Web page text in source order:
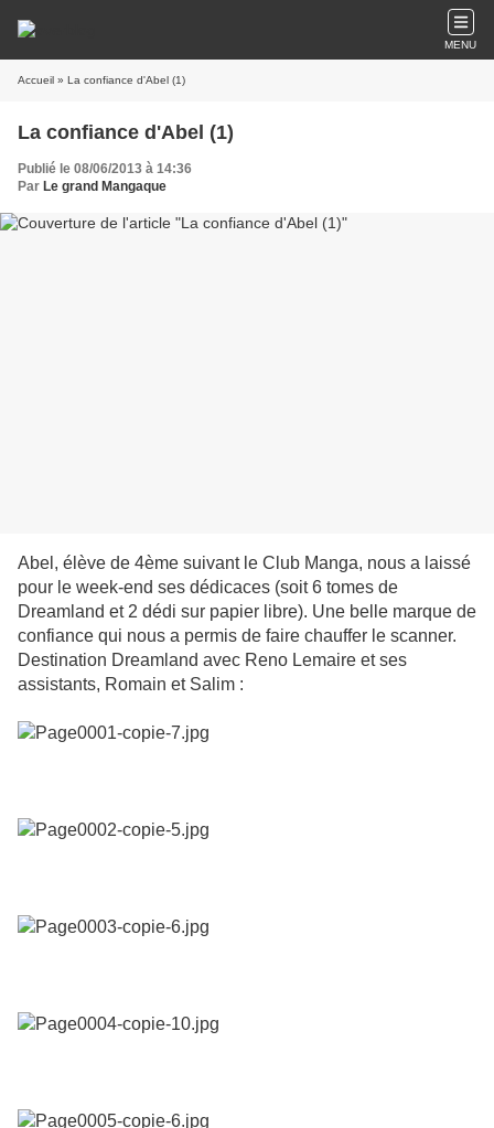
MENU
Accueil » La confiance d'Abel (1)
La confiance d'Abel (1)
Publié le 08/06/2013 à 14:36
Par Le grand Mangaque
Abel, élève de 4ème suivant le Club Manga, nous a laissé
pour le week-end ses dédicaces (soit 6 tomes de
Dreamland et 2 dédi sur papier libre). Une belle marque de
confiance qui nous a permis de faire chauffer le scanner.
Destination Dreamland avec Reno Lemaire et ses
assistants, Romain et Salim :